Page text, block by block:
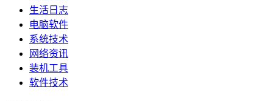
生活日志
电脑软件
系统技术
网络资讯
装机工具
软件技术